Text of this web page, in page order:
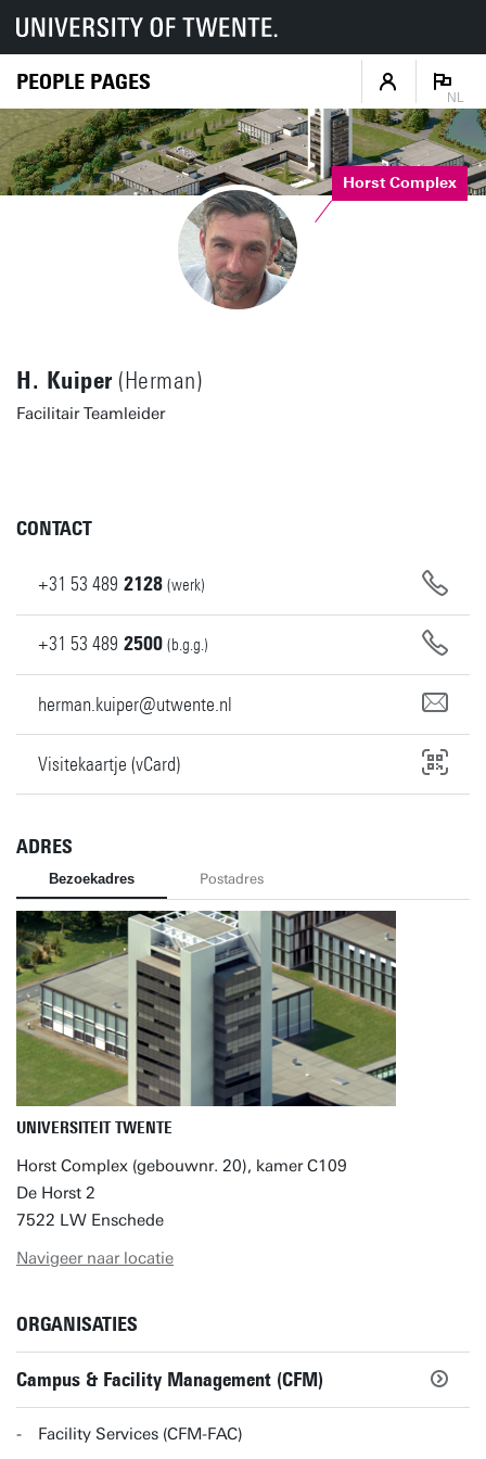
PEOPLE PAGES
NL
Horst Complex
H. Kuiper(Herman)
Facilitair Teamleider
CONTACT
+31 53 489 2128 (werk)
+31 53 489 2500 (b.g.g.)
herman.kuiper@utwente.nl
Visitekaartje (vCard)
ADRES
Bezoekadres Postadres
UNIVERSITEIT TWENTE
Horst Complex (gebouwnr. 20), kamer C109
De Horst 2
7522 LW Enschede
Navigeer naar locatie
ORGANISATIES
Campus & Facility Management (CFM)
Facility Services (CFM-FAC)